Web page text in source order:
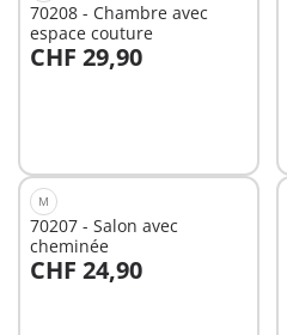
70208 - Chambre avec
espace couture
CHF 29,90
Au panier
M
70207 - Salon avec
cheminée
CHF 24,90
Au panier